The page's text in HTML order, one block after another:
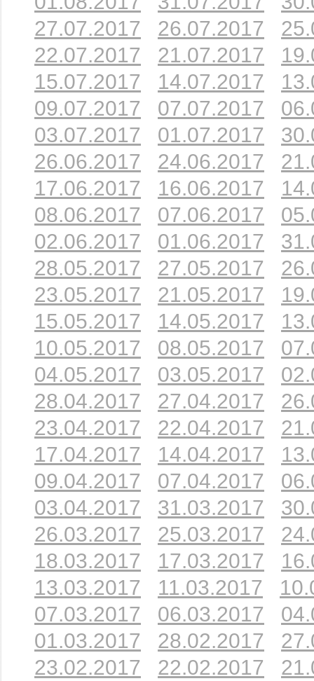
27.07.2017
26.07.2017
22.07.2017
21.07.2017
15.07.2017
14.07.2017
09.07.2017
07.07.2017
03.07.2017
01.07.2017
26.06.2017
24.06.2017
17.06.2017
16.06.2017
08.06.2017
07.06.2017
02.06.2017
01.06.2017
28.05.2017
27.05.2017
23.05.2017
21.05.2017
15.05.2017
14.05.2017
10.05.2017
08.05.2017
04.05.2017
03.05.2017
28.04.2017
27.04.2017
23.04.2017
22.04.2017
17.04.2017
14.04.2017
09.04.2017
07.04.2017
03.04.2017
31.03.2017
26.03.2017
25.03.2017
18.03.2017
17.03.2017
13.03.2017
11.03.2017
07.03.2017
06.03.2017
01.03.2017
28.02.2017
23.02.2017
22.02.2017